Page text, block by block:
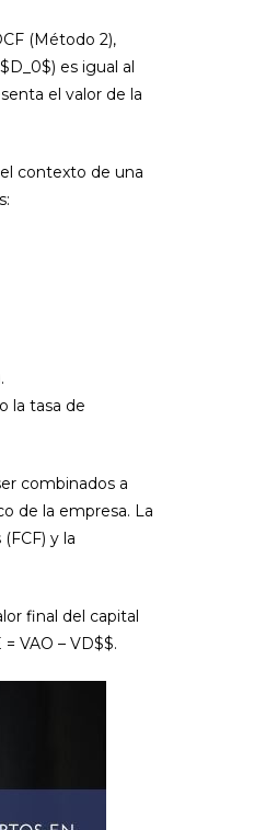
(Método 2),
es igual al
el valor de la
contexto de una
la tasa de
combinados a
de la empresa. La
y la
final del capital
VAO – VD$$.